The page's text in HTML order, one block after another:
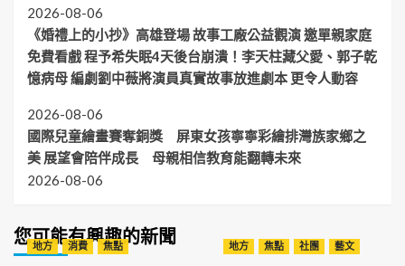
2026-08-06
《婚禮上的小抄》高雄登場 故事工廠公益觀演 邀單親家庭
免費看戲 程予希失眠4天後台崩潰！李天柱藏父愛、郭子乾
憶病母 編劇劉中薇將演員真實故事放進劇本 更令人動容
2026-08-06
國際兒童繪畫賽奪銅獎 屏東女孩寧寧彩繪排灣族家鄉之
美 展望會陪伴成長 母親相信教育能翻轉未來
2026-08-06
您可能有興趣的新聞
地方 消費 焦點 地方 焦點 社團 藝文